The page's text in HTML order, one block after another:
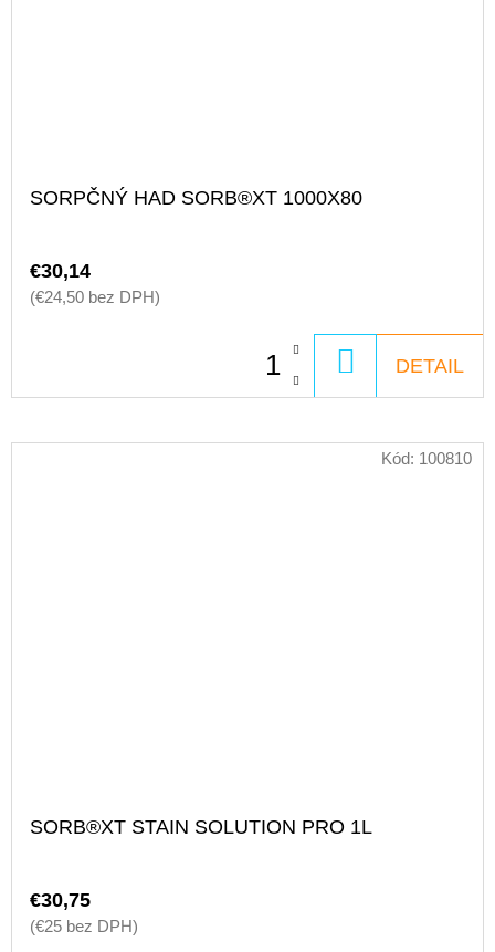
SORPČNÝ HAD SORB®XT 1000X80
€30,14
(€24,50 bez DPH)
KOŠÍKA
DETAIL
SORB®XT STAIN SOLUTION PRO 1L
€30,75
(€25 bez DPH)
Kód: 100810